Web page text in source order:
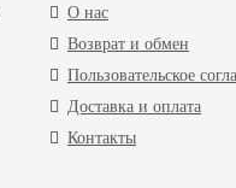
О нас
Возврат и обмен
Пользовательское
Доставка и оплата
Контакты